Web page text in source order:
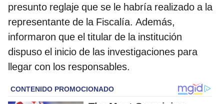
presunto reglaje que se le habría realizado a la
representante de la Fiscalía. Además,
informaron que el titular de la institución
dispuso el inicio de las investigaciones para
llegar con los responsables.